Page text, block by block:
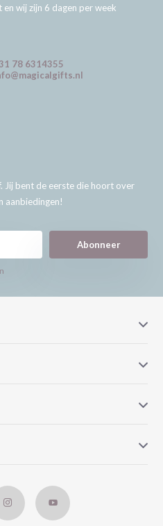
en wij zijn 6 dagen per week
78 6314355
Jij bent de eerste die hoort over
aanbiedingen!
Abonneer